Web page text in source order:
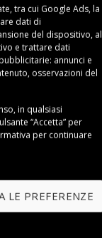
tra cui Google Ads, la
dati di
del dispositivo, al
e trattare dati
annunci e
osservazioni del
in qualsiasi
“Accetta” per
per continuare
LE PREFERENZE